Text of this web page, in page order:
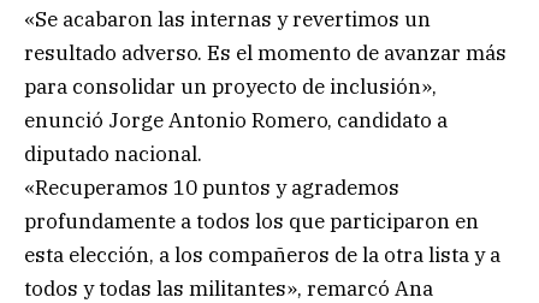
«Se acabaron las internas y revertimos un
resultado adverso. Es el momento de avanzar más
para consolidar un proyecto de inclusión»,
enunció Jorge Antonio Romero, candidato a
diputado nacional.
«Recuperamos 10 puntos y agrademos
profundamente a todos los que participaron en
esta elección, a los compañeros de la otra lista y a
todos y todas las militantes», remarcó Ana